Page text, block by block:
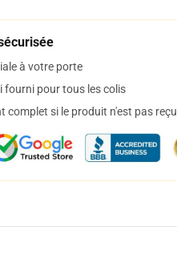
à votre porte
fourni pour tous les colis
complet si le produit n'est pas reçu